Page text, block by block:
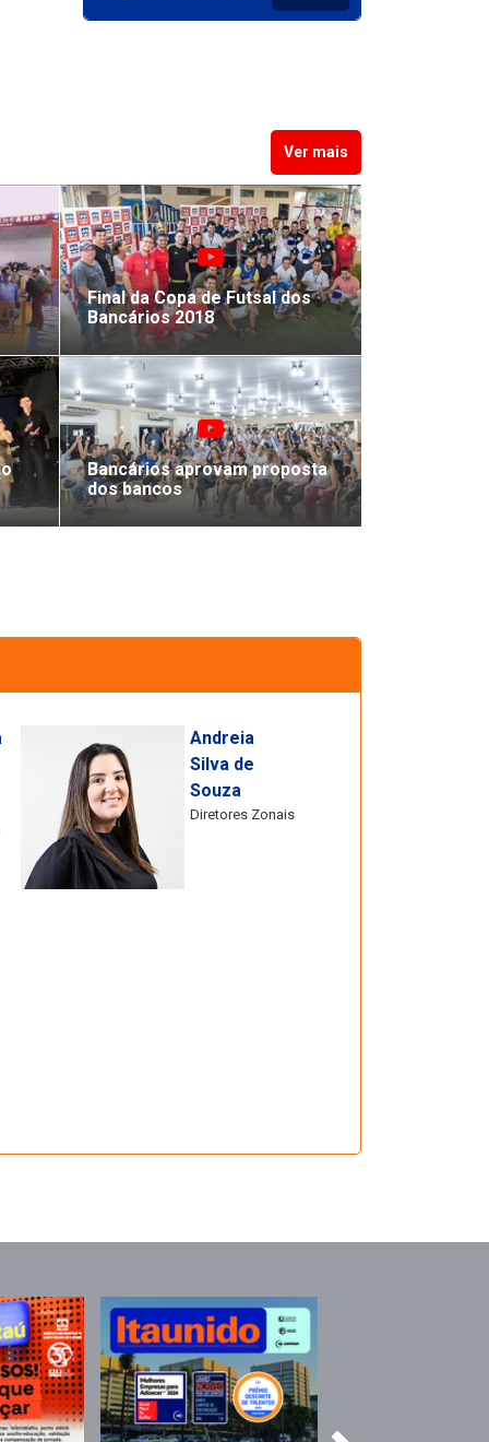
FINANCEIRA
ACT PLR 2017-2018
CCT 2016/2018
CCT PLR -2016-2018
CCT 2016/2018
CCT 2016/2018
ACT - ITAÚ - 2015/2016
CCT - FINANCIÁRIOS -
2015
CCT - 2015 - 2016
Ver mais
Final da Copa de Futsal dos
Bancários 2018
Bancários aprovam proposta
dos bancos
Andreia
Silva de
Souza
Diretores Zonais